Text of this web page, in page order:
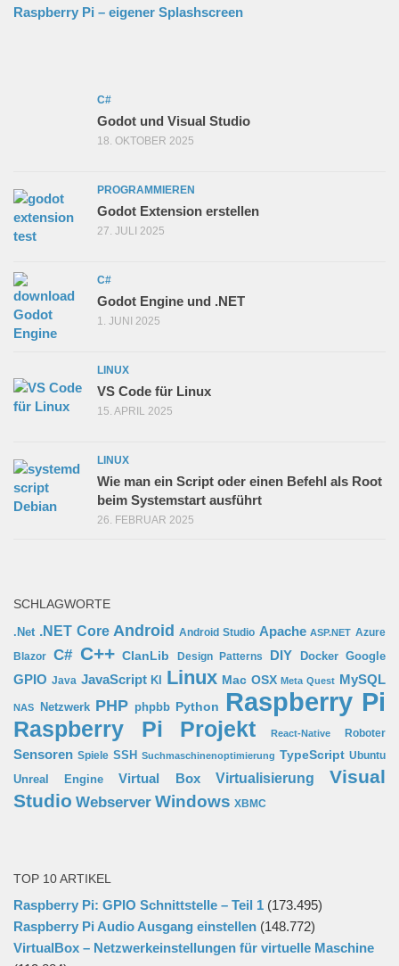
Raspberry Pi – eigener Splashscreen
C#
Godot und Visual Studio
18. OKTOBER 2025
PROGRAMMIEREN
Godot Extension erstellen
27. JULI 2025
C#
Godot Engine und .NET
1. JUNI 2025
LINUX
VS Code für Linux
15. APRIL 2025
LINUX
Wie man ein Script oder einen Befehl als Root
beim Systemstart ausführt
26. FEBRUAR 2025
SCHLAGWORTE
.Net .NET Core Android Android Studio Apache ASP.NET Azure
Blazor C# C++ ClanLib Design Patterns DIY Docker Google
GPIO Java JavaScript KI Linux Mac OSX Meta Quest MySQL
NAS Netzwerk PHP phpbb Python Raspberry Pi
Raspberry Pi Projekt React-Native Roboter
Sensoren Spiele SSH Suchmaschinenoptimierung TypeScript Ubuntu
Unreal Engine
Virtual Box Virtualisierung
Visual
Studio Webserver Windows XBMC
TOP 10 ARTIKEL
Raspberry Pi: GPIO Schnittstelle – Teil 1 (173.495)
Raspberry Pi Audio Ausgang einstellen (148.772)
VirtualBox – Netzwerkeinstellungen für virtuelle Maschine